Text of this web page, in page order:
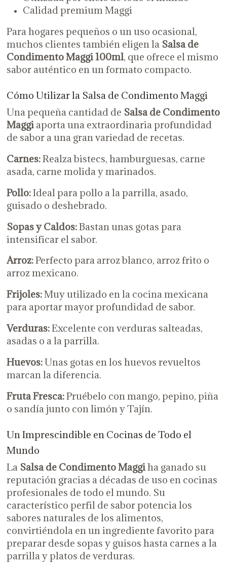
Calidad premium Maggi
Para hogares pequeños o un uso ocasional,
muchos clientes también eligen la Salsa de
Condimento Maggi 100ml, que ofrece el mismo
sabor auténtico en un formato compacto.
Cómo Utilizar la Salsa de Condimento Maggi
Una pequeña cantidad de Salsa de Condimento
Maggiaporta una extraordinaria profundidad
de sabor a una gran variedad de recetas.
Carnes:Realza bistecs, hamburguesas, carne
asada, carne molida y marinados.
Pollo:Ideal para pollo a la parrilla, asado,
guisado o deshebrado.
Sopas y Caldos:Bastan unas gotas para
intensificar el sabor.
Arroz:Perfecto para arroz blanco, arroz frito o
arroz mexicano.
Frijoles:Muy utilizado en la cocina mexicana
para aportar mayor profundidad de sabor.
Verduras:Excelente con verduras salteadas,
asadas o a la parrilla.
Huevos:Unas gotas en los huevos revueltos
marcan la diferencia.
Fruta Fresca:Pruébelo con mango, pepino, piña
o sandía junto con limón y Tajín.
Un Imprescindible en Cocinas de Todo el
Mundo
La Salsa de Condimento Maggiha ganado su
reputación gracias a décadas de uso en cocinas
profesionales de todo el mundo. Su
característico perfil de sabor potencia los
sabores naturales de los alimentos,
convirtiéndola en un ingrediente favorito para
preparar desde sopas y guisos hasta carnes a la
parrilla y platos de verduras.